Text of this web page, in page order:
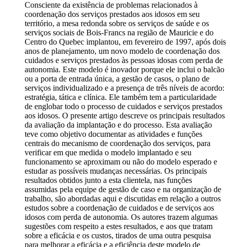
Consciente da existência de problemas relacionados à
coordenação dos serviços prestados aos idosos em seu
território, a mesa redonda sobre os serviços de saúde e os
serviços sociais de Bois-Francs na região de Mauricie e do
Centro do Quebec implantou, em fevereiro de 1997, após dois
anos de planejamento, um novo modelo de coordenação dos
cuidados e serviços prestados às pessoas idosas com perda de
autonomia. Este modelo é inovador porque ele inclui o balcão
ou a porta de entrada única, a gestão de casos, o plano de
serviços individualizado e a presença de três níveis de acordo:
estratégia, tática e clínica. Ele também tem a particularidade
de englobar todo o processo de cuidados e serviços prestados
aos idosos. O presente artigo descreve os principais resultados
da avaliação da implantação e do processo. Esta avaliação
teve como objetivo documentar as atividades e funções
centrais do mecanismo de coordenação dos serviços, para
verificar em que medida o modelo implantado e seu
funcionamento se aproximam ou não do modelo esperado e
estudar as possíveis mudanças necessárias. Os principais
resultados obtidos junto a esta clientela, nas funções
assumidas pela equipe de gestão de caso e na organização de
trabalho, são abordadas aqui e discutidas em relação a outros
estudos sobre a coordenação de cuidados e de serviços aos
idosos com perda de autonomia. Os autores trazem algumas
sugestões com respeito a estes resultados, e aos que tratam
sobre a eficácia e os custos, tirados de uma outra pesquisa
para melhorar a eficácia e a eficiência deste modelo de